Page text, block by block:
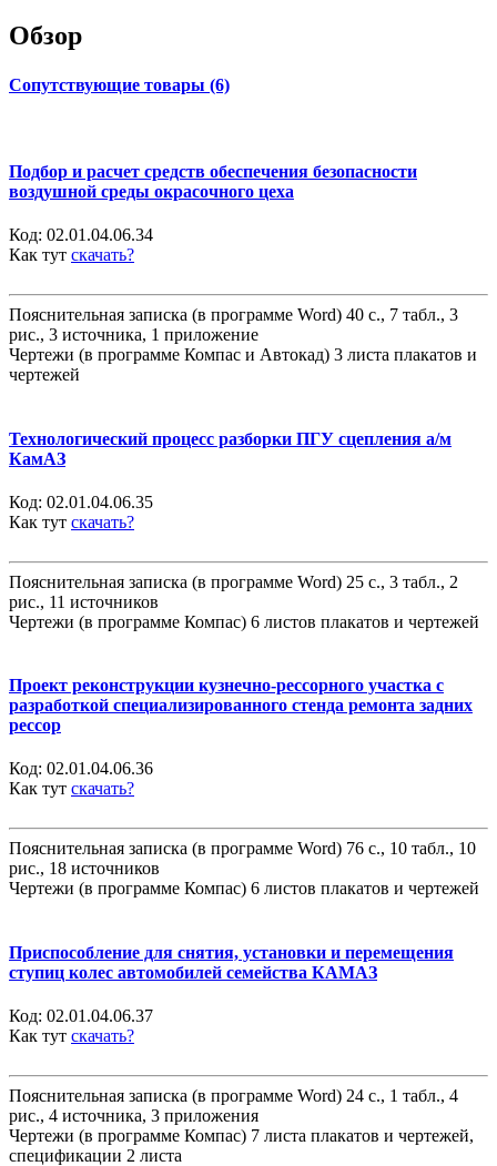
Обзор
Сопутствующие товары (6)
Подбор и расчет средств обеспечения безопасности
воздушной среды окрасочного цеха
Код: 02.01.04.06.34
Как тут скачать?
Пояснительная записка (в программе Word) 40 с., 7 табл., 3
рис., 3 источника, 1 приложение
Чертежи (в программе Компас и Автокад) 3 листа плакатов и
чертежей
Технологический процесс разборки ПГУ сцепления а/м
КамАЗ
Код: 02.01.04.06.35
Как тут скачать?
Пояснительная записка (в программе Word) 25 с., 3 табл., 2
рис., 11 источников
Чертежи (в программе Компас) 6 листов плакатов и чертежей
Проект реконструкции кузнечно-рессорного участка с
разработкой специализированного стенда ремонта задних
рессор
Код: 02.01.04.06.36
Как тут скачать?
Пояснительная записка (в программе Word) 76 с., 10 табл., 10
рис., 18 источников
Чертежи (в программе Компас) 6 листов плакатов и чертежей
Приспособление для снятия, установки и перемещения
ступиц колес автомобилей семейства КАМАЗ
Код: 02.01.04.06.37
Как тут скачать?
Пояснительная записка (в программе Word) 24 с., 1 табл., 4
рис., 4 источника, 3 приложения
Чертежи (в программе Компас) 7 листа плакатов и чертежей,
спецификации 2 листа